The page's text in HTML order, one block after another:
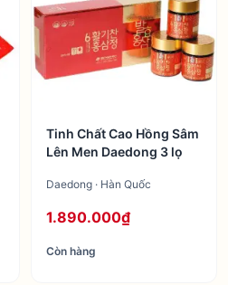
Tinh Chất Cao Hồng Sâm
Lên Men Daedong 3 lọ
Daedong · Hàn Quốc
1.890.000₫
Còn hàng